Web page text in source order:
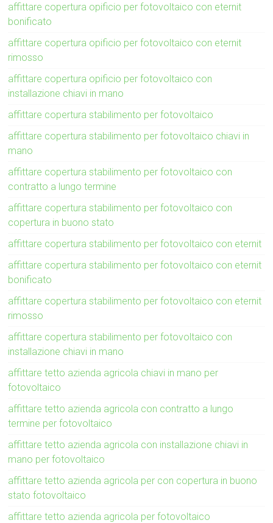
affittare copertura opificio per fotovoltaico con eternit
bonificato
affittare copertura opificio per fotovoltaico con eternit
rimosso
affittare copertura opificio per fotovoltaico con
installazione chiavi in mano
affittare copertura stabilimento per fotovoltaico
affittare copertura stabilimento per fotovoltaico chiavi in
mano
affittare copertura stabilimento per fotovoltaico con
contratto a lungo termine
affittare copertura stabilimento per fotovoltaico con
copertura in buono stato
affittare copertura stabilimento per fotovoltaico con eternit
affittare copertura stabilimento per fotovoltaico con eternit
bonificato
affittare copertura stabilimento per fotovoltaico con eternit
rimosso
affittare copertura stabilimento per fotovoltaico con
installazione chiavi in mano
affittare tetto azienda agricola chiavi in mano per
fotovoltaico
affittare tetto azienda agricola con contratto a lungo
termine per fotovoltaico
affittare tetto azienda agricola con installazione chiavi in
mano per fotovoltaico
affittare tetto azienda agricola per con copertura in buono
stato fotovoltaico
affittare tetto azienda agricola per fotovoltaico